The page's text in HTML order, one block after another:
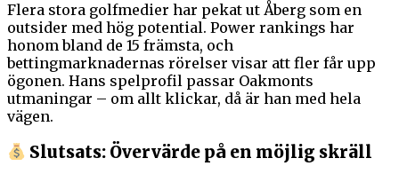
Flera stora golfmedier har pekat ut Åberg som en
outsider med hög potential. Power rankings har
honom bland de 15 främsta, och
bettingmarknadernas rörelser visar att fler får upp
ögonen. Hans spelprofil passar Oakmonts
utmaningar – om allt klickar, då är han med hela
vägen.
Slutsats: Övervärde på en möjlig skräll